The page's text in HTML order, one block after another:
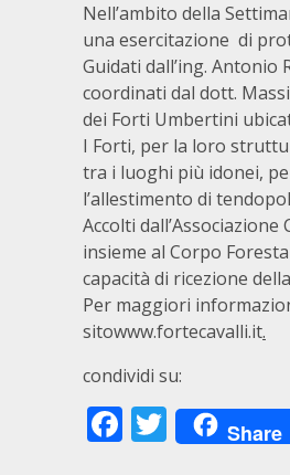
Nell’ambito della
una esercitazione di
Guidati dall’ing.
coordinati dal dott.
dei Forti Umbertini
I Forti, per la loro
tra i luoghi più idonei,
l’allestimento di
Accolti
insieme al Corpo
capacità di ricezione
Per maggiori
sitowww.fortecavalli.it.
condividi su:
Facebook
Twitter
Share